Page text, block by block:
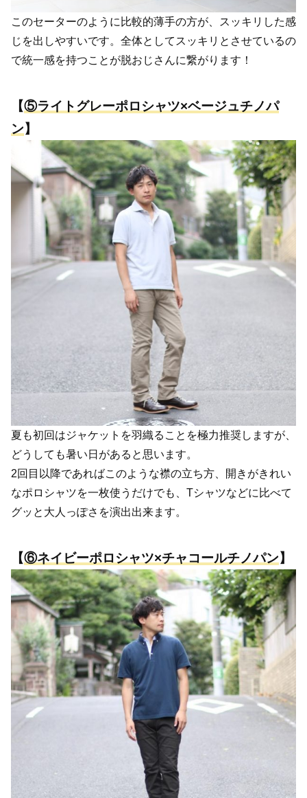
このセーターのように比較的薄手の方が、スッキリした感
じを出しやすいです。全体としてスッキリとさせているの
で統一感を持つことが脱おじさんに繋がります！
【⑤ライトグレーポロシャツ×ベージュチノパ
ン】
夏も初回はジャケットを羽織ることを極力推奨しますが、
どうしても暑い日があると思います。
2回目以降であればこのような襟の立ち方、開きがきれい
なポロシャツを一枚使うだけでも、Tシャツなどに比べて
グッと大人っぽさを演出出来ます。
【⑥ネイビーポロシャツ×チャコールチノパン】